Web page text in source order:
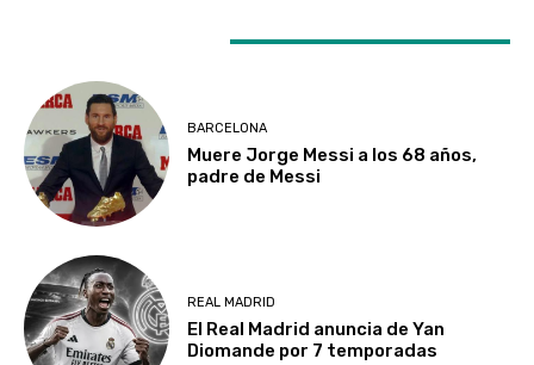
BARCELONA
Muere Jorge Messi a los 68 años,
padre de Messi
REAL MADRID
El Real Madrid anuncia de Yan
Diomande por 7 temporadas